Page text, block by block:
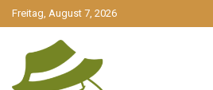
gehe
zum
Freitag, August 7, 2026